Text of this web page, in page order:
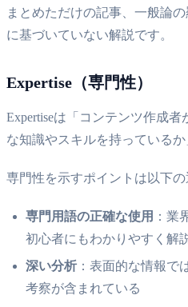
まとめただけの記事、一般論
に基づいていない解説です。
Expertise（専門性）
Expertiseは「コンテンツ作成
な知識やスキルを持っているか
専門性を示すポイントは以下の
専門用語の正確な使用 ：業
初心者にもわかりやすく解
深い分析 ：表面的な情報で
考察が含まれている